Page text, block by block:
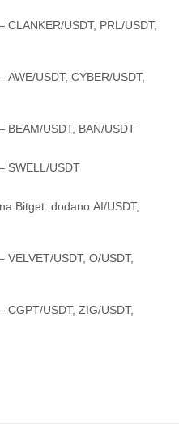
USDT, PRL/USDT,
USDT, CYBER/USDT,
BEAM/USDT, BAN/USDT
SWELL/USDT
Bitget: dodano AI/USDT,
USDT, O/USDT,
USDT, ZIG/USDT,